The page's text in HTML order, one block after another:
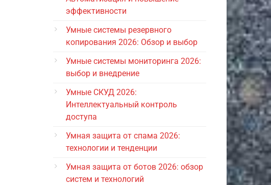
эффективности
Умные системы резервного
копирования 2026: Обзор и выбор
Умные системы мониторинга 2026:
выбор и внедрение
Умные СКУД 2026:
Интеллектуальный контроль
доступа
Умная защита от спама 2026:
технологии и тенденции
Умная защита от ботов 2026: обзор
систем и технологий